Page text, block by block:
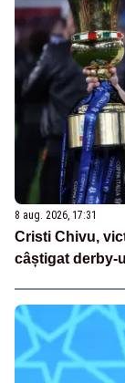
8 aug. 2026, 17:31
Cristi Chivu,
câștigat derby-